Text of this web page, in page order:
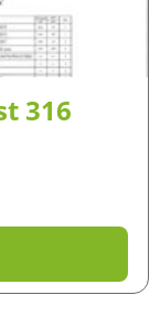
316